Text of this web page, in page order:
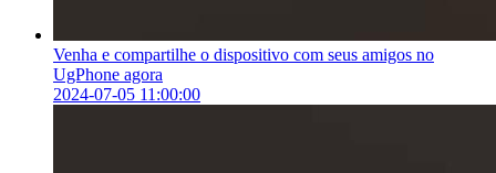
Venha e compartilhe o dispositivo com seus amigos no
UgPhone agora
2024-07-05 11:00:00